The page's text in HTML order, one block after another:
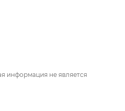
информация не является